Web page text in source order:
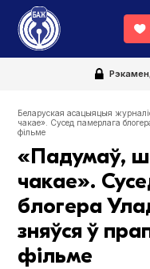
Беларуская асацыяцыя
чакае». Сусед памерлага
фільме
«Падумаў,
чакае».
блогера
зняўся ў
фільме